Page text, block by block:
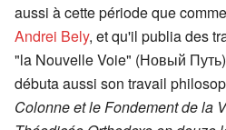
aussi à cette période que
Andrei Bely, et qu'il publia des
"la Nouvelle Voie" (Новый
débuta aussi son travail
Colonne et le Fondement de la